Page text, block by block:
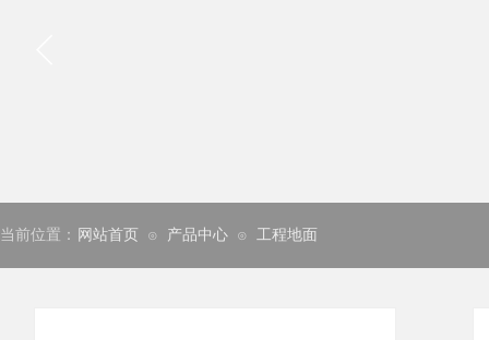
当前位置： 网站首页 ⊙ 产品中心 ⊙ 工程地面